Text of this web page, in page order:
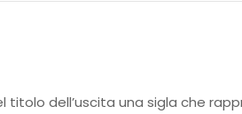
dell’uscita una sigla che